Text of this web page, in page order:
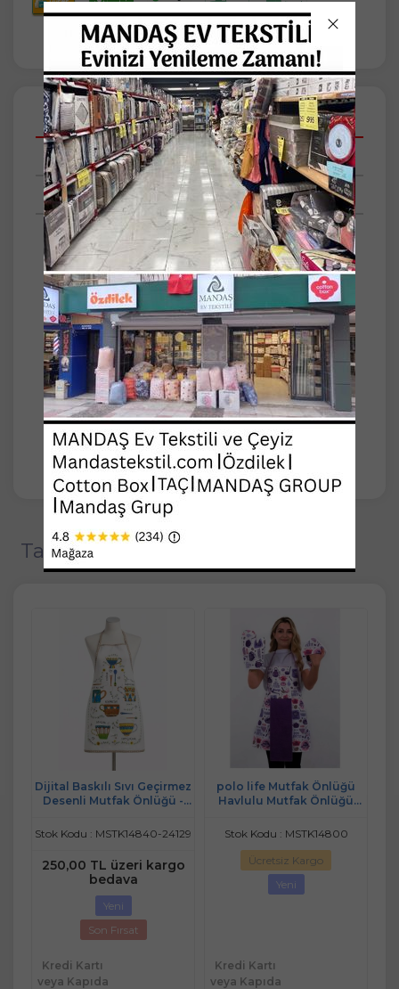
Açıklamalar
Taksit Seçenekleri
Tüm Yorumlar
Cepli Mutfak Önlüğü
Su itici özelliği olan duck kumaştan
üretilmiştir.
İpli olduğu için bedeni ayarlanabilir.
Evde, işyerinde kullanıma uygundur.
30-40 derecede yıkanabilir.
İstediğiniz kadar adette sipariş verebilirsiniz.
Tavsiye Edilen Ürünler
Dijital Baskılı Sıvı Geçirmez
Desenli Mutfak Önlüğü -
Stok Kodu : MSTK14840-24129
250,00 TL üzeri kargo
bedava
Yeni
Son Fırsat
Kredi Kartı
veya Kapıda
polo life Mutfak Önlüğü
Havlulu Mutfak Önlüğü
Stok Kodu : MSTK14800
Ücretsiz Kargo
Yeni
Kredi Kartı
veya Kapıda